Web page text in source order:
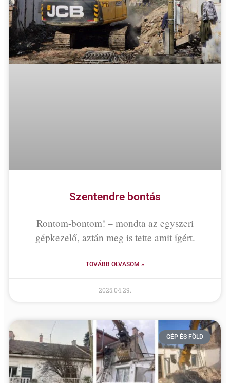
Szentendre bontás
Rontom-bontom! – mondta az egyszeri
gépkezelő, aztán meg is tette amit ígért.
TOVÁBB OLVASOM »
2025.04.29.
GÉP ÉS FÖLD